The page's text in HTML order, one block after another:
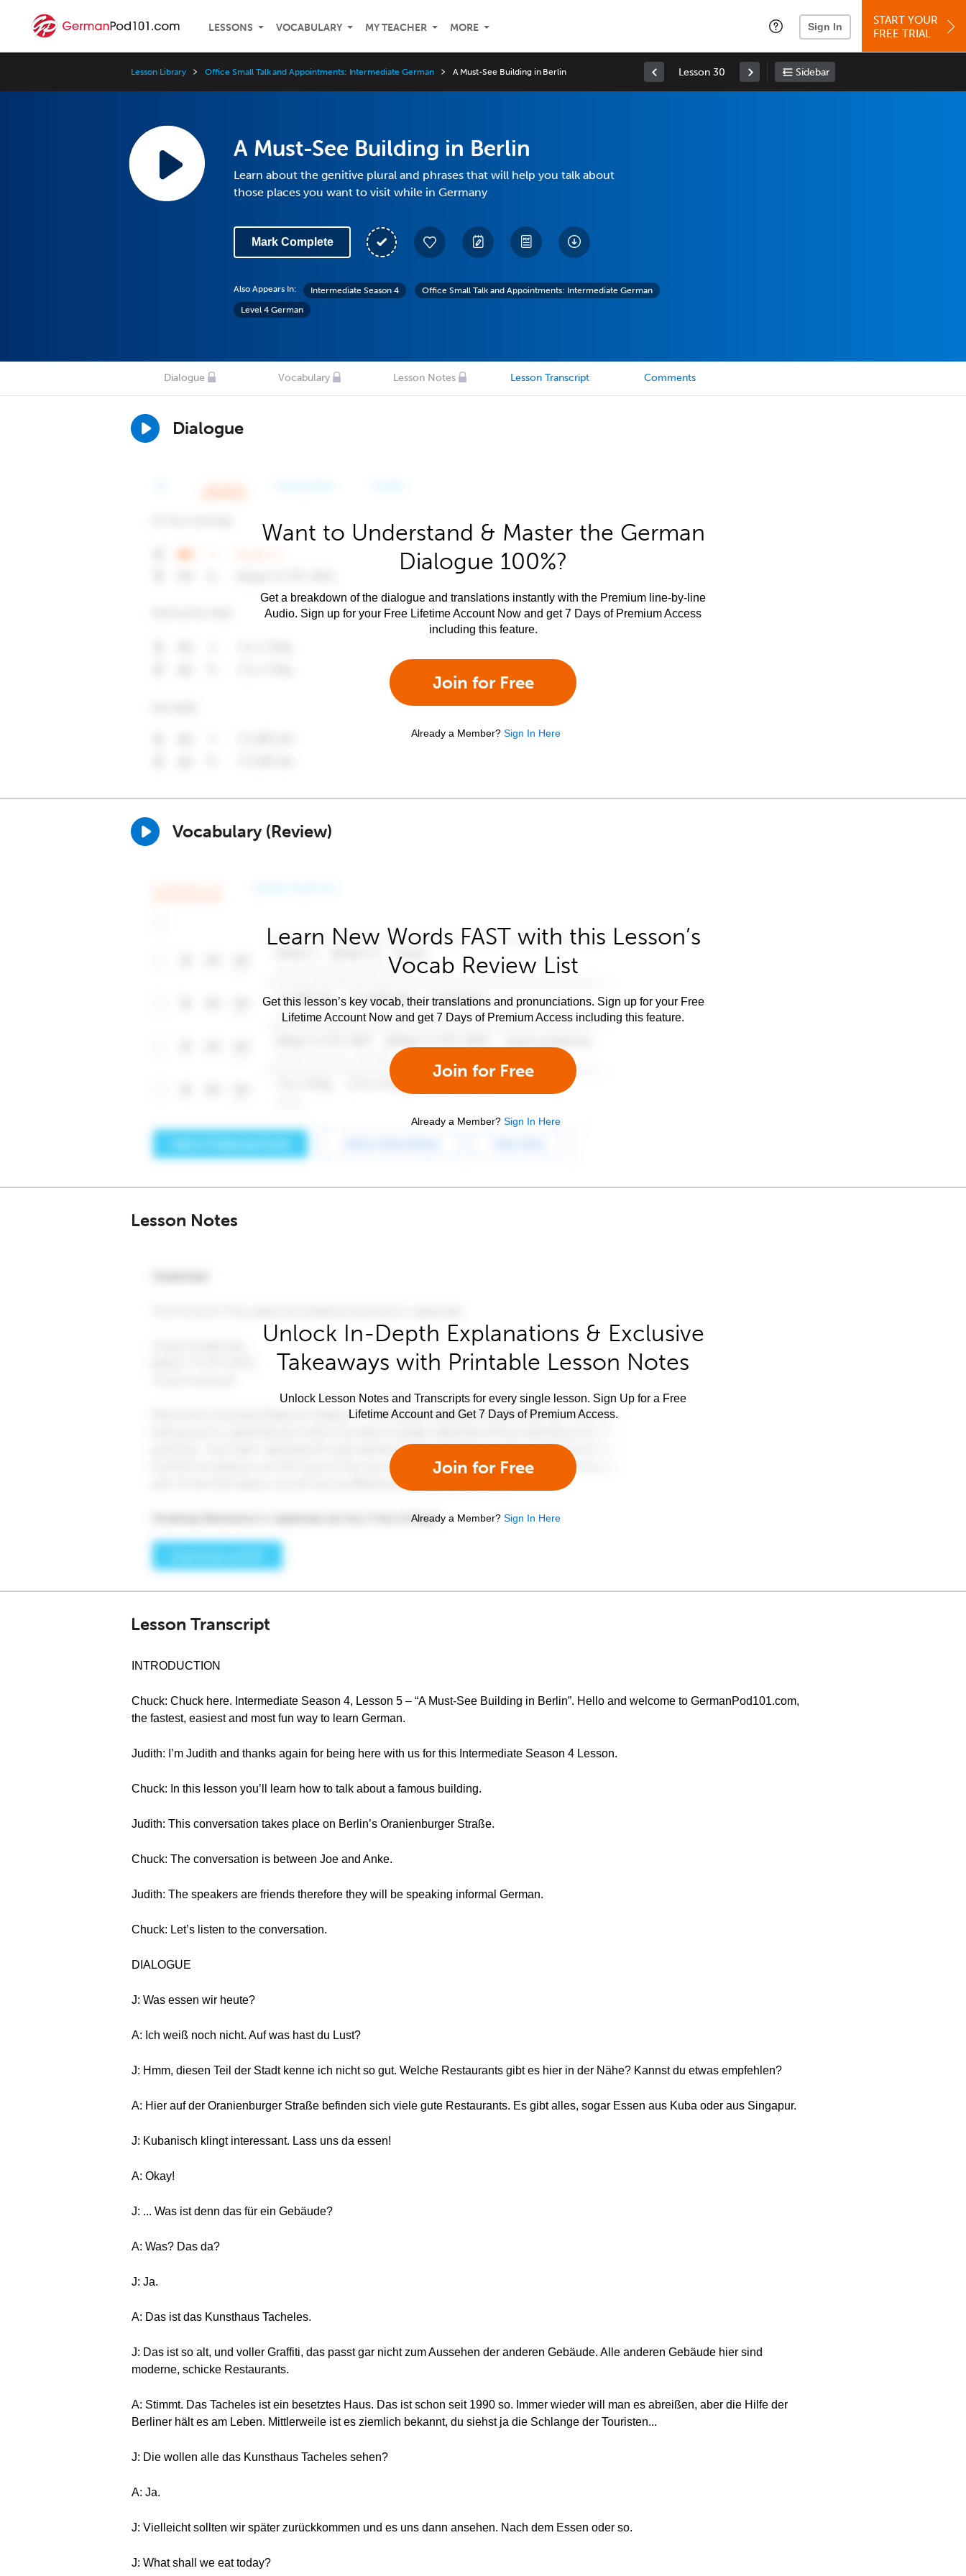
LESSONS VOCABULARY MY TEACHER MORE Sign In
START YOUR
FREE TRIAL
Lesson Library Office Small Talk and Appointments: Intermediate German A Must-See Building in Berlin Lesson 30 Sidebar
A Must-See Building in Berlin
Learn about the genitive plural and phrases that will help you talk about
those places you want to visit while in Germany
Mark Complete
Also Appears In: Intermediate Season 4
Office Small Talk and Appointments: Intermediate German
Level 4 German
Dialogue Vocabulary Lesson Notes Lesson Transcript Comments
Dialogue
Want to Understand & Master the German
Dialogue 100%?
Get a breakdown of the dialogue and translations instantly with the Premium line-by-line
Audio. Sign up for your Free Lifetime Account Now and get 7 Days of Premium Access
including this feature.
Join for Free
Already a Member? Sign In Here
Vocabulary (Review)
Learn New Words FAST with this Lesson’s
Vocab Review List
Get this lesson’s key vocab, their translations and pronunciations. Sign up for your Free
Lifetime Account Now and get 7 Days of Premium Access including this feature.
Join for Free
Already a Member? Sign In Here
Lesson Notes
Unlock In-Depth Explanations & Exclusive
Takeaways with Printable Lesson Notes
Unlock Lesson Notes and Transcripts for every single lesson. Sign Up for a Free
Lifetime Account and Get 7 Days of Premium Access.
Join for Free
Already a Member? Sign In Here
Lesson Transcript
INTRODUCTION
Chuck: Chuck here. Intermediate Season 4, Lesson 5 – “A Must-See Building in Berlin”. Hello and welcome to GermanPod101.com,
the fastest, easiest and most fun way to learn German.
Judith: I’m Judith and thanks again for being here with us for this Intermediate Season 4 Lesson.
Chuck: In this lesson you’ll learn how to talk about a famous building.
Judith: This conversation takes place on Berlin’s Oranienburger Straße.
Chuck: The conversation is between Joe and Anke.
Judith: The speakers are friends therefore they will be speaking informal German.
Chuck: Let’s listen to the conversation.
DIALOGUE
J: Was essen wir heute?
A: Ich weiß noch nicht. Auf was hast du Lust?
J: Hmm, diesen Teil der Stadt kenne ich nicht so gut. Welche Restaurants gibt es hier in der Nähe? Kannst du etwas empfehlen?
A: Hier auf der Oranienburger Straße befinden sich viele gute Restaurants. Es gibt alles, sogar Essen aus Kuba oder aus Singapur.
J: Kubanisch klingt interessant. Lass uns da essen!
A: Okay!
J: ... Was ist denn das für ein Gebäude?
A: Was? Das da?
J: Ja.
A: Das ist das Kunsthaus Tacheles.
J: Das ist so alt, und voller Graffiti, das passt gar nicht zum Aussehen der anderen Gebäude. Alle anderen Gebäude hier sind
moderne, schicke Restaurants.
A: Stimmt. Das Tacheles ist ein besetztes Haus. Das ist schon seit 1990 so. Immer wieder will man es abreißen, aber die Hilfe der
Berliner hält es am Leben. Mittlerweile ist es ziemlich bekannt, du siehst ja die Schlange der Touristen...
J: Die wollen alle das Kunsthaus Tacheles sehen?
A: Ja.
J: Vielleicht sollten wir später zurückkommen und es uns dann ansehen. Nach dem Essen oder so.
J: What shall we eat today?